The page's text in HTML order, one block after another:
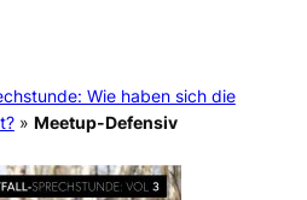
Wie haben sich die
» Meetup-Defensiv